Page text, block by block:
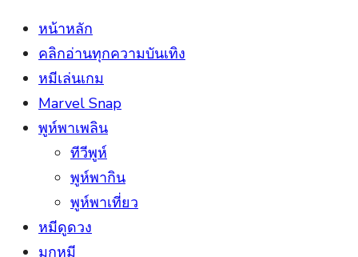
หน้าหลัก
คลิกอ่านทุกความบันเทิง
หมีเล่นเกม
Marvel Snap
พูห์พาเพลิน
ทีวีพูห์
พูห์พากิน
พูห์พาเที่ยว
หมีดูดวง
มุกหมี